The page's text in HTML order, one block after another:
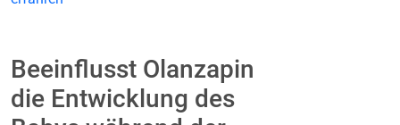
Beeinflusst Olanzapin
die Entwicklung des